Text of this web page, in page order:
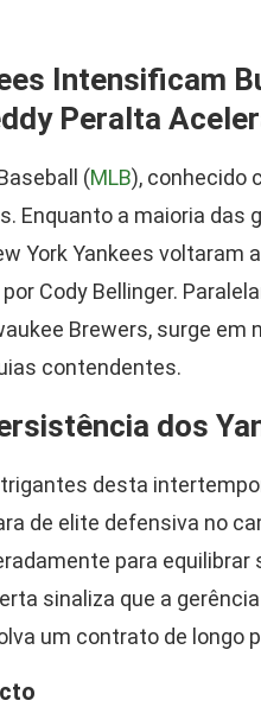
Intensificam
Peralta
(MLB), conhecido
Enquanto a maioria das
York Yankees voltaram
Cody Bellinger.
Brewers, surge em
contendentes.
dos
desta
de elite defensiva no
para equilibrar
sinaliza que a
um contrato de longo